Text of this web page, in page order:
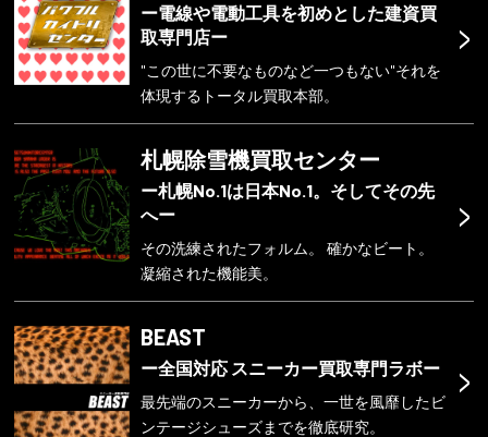
>
ー電線や電動工具を初めとした建資買
取専門店ー
"この世に不要なものなど一つもない"それを
体現するトータル買取本部。
>
札幌除雪機買取センター
ー札幌No.1は日本No.1。そしてその先
へー
その洗練されたフォルム。 確かなビート。
凝縮された機能美。
>
BEAST
ー全国対応 スニーカー買取専門ラボー
最先端のスニーカーから、一世を風靡したビ
ンテージシューズまでを徹底研究。